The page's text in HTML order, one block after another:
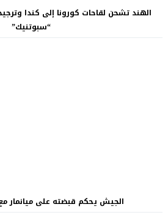
الهند تشحن لقاحات كورونا إلى كندا
“سبوتنيك”
الجيش يحكم قبضته على ميانمار مع